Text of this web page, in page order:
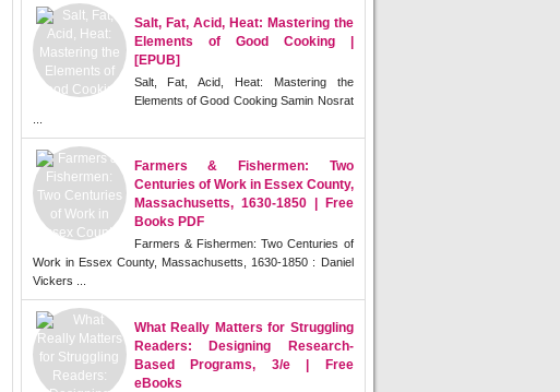
Salt, Fat, Acid, Heat: Mastering the
Elements of Good Cooking |
[EPUB]
Salt, Fat, Acid, Heat: Mastering the
Elements of Good Cooking Samin Nosrat
Farmers & Fishermen: Two
Centuries of Work in Essex County,
Massachusetts, 1630-1850 | Free
Books PDF
Farmers & Fishermen: Two Centuries of
Work in Essex County, Massachusetts, 1630-1850 : Daniel
Vickers ...
What Really Matters for Struggling
Readers: Designing Research-
Based Programs, 3/e | Free
eBooks